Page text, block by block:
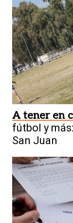
5
Fuerte
terminó
A tener en
fútbol y
San Juan